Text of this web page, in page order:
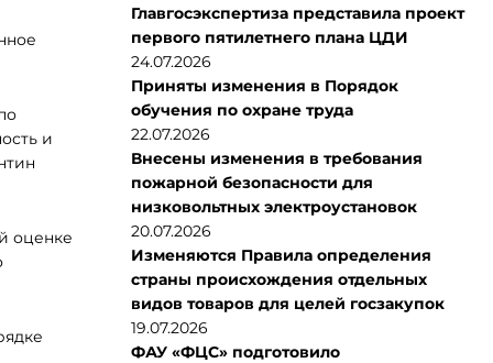
и
оценке
Главгосэкспертиза представила проект
первого пятилетнего плана ЦДИ
24.07.2026
Приняты изменения в Порядок
обучения по охране труда
22.07.2026
Внесены изменения в требования
пожарной безопасности для
низковольтных электроустановок
20.07.2026
Изменяются Правила определения
страны происхождения отдельных
видов товаров для целей госзакупок
19.07.2026
ФАУ «ФЦС» подготовило